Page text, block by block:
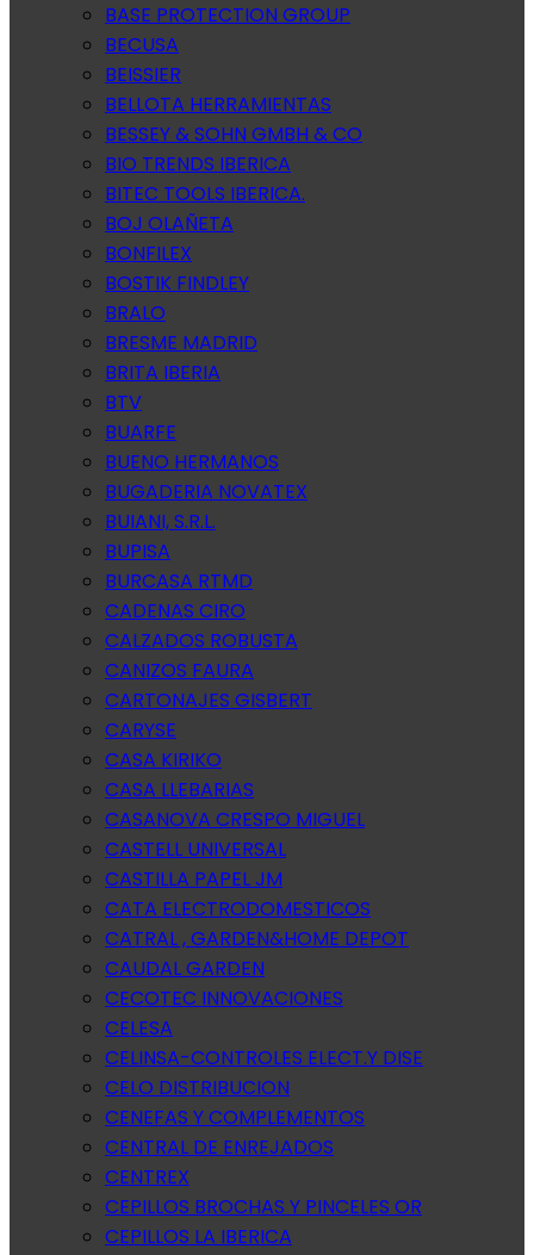
BASE PROTECTION GROUP
BECUSA
BEISSIER
BELLOTA HERRAMIENTAS
BESSEY & SOHN GMBH & CO
BIO TRENDS IBERICA
BITEC TOOLS IBERICA.
BOJ OLAÑETA
BONFILEX
BOSTIK FINDLEY
BRALO
BRESME MADRID
BRITA IBERIA
BTV
BUARFE
BUENO HERMANOS
BUGADERIA NOVATEX
BUIANI, S.R.L.
BUPISA
BURCASA RTMD
CADENAS CIRO
CALZADOS ROBUSTA
CANIZOS FAURA
CARTONAJES GISBERT
CARYSE
CASA KIRIKO
CASA LLEBARIAS
CASANOVA CRESPO MIGUEL
CASTELL UNIVERSAL
CASTILLA PAPEL JM
CATA ELECTRODOMESTICOS
CATRAL , GARDEN&HOME DEPOT
CAUDAL GARDEN
CECOTEC INNOVACIONES
CELESA
CELINSA-CONTROLES ELECT.Y DISE
CELO DISTRIBUCION
CENEFAS Y COMPLEMENTOS
CENTRAL DE ENREJADOS
CENTREX
CEPILLOS BROCHAS Y PINCELES OR
CEPILLOS LA IBERICA